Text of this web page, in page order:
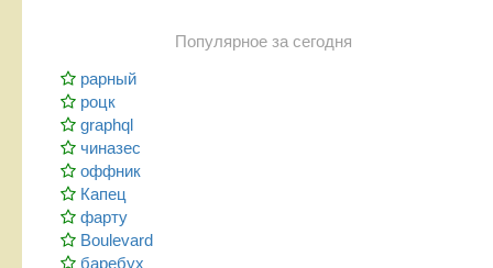
Популярное за сегодня
рарный
роцк
graphql
чиназес
оффник
Капец
фарту
Boulevard
баребух